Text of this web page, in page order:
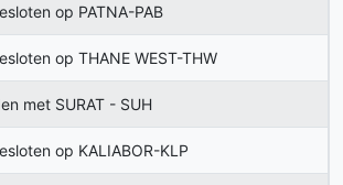
op PATNA-PAB
op THANE WEST-THW
met SURAT - SUH
op KALIABOR-KLP